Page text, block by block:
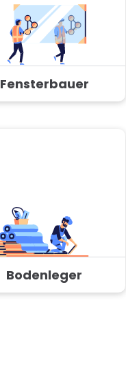
Fensterbauer
Bodenleger